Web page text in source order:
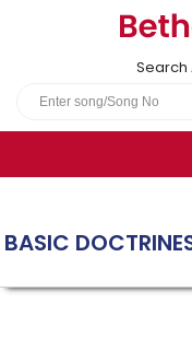
Search
BASIC